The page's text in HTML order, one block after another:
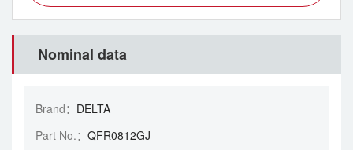
Nominal data
Brand： DELTA
Part No.： QFR0812GJ